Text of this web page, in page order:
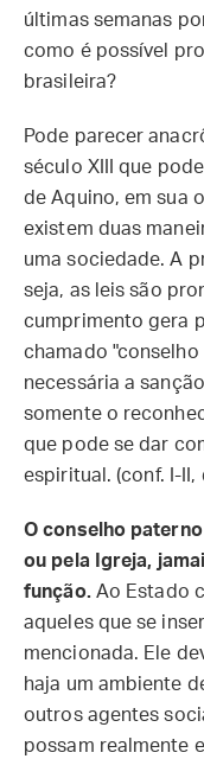
últimas semanas
como é possível
brasileira?
Pode parecer
século XIII que
de Aquino, em sua
existem duas
uma sociedade. A
seja, as leis são
cumprimento gera
chamado "conselho
necessária a
somente o
que pode se dar
espiritual. (conf. I-II,
O conselho
ou pela Igreja,
função.Ao Estado
aqueles que se
mencionada. Ele
haja um ambiente
outros agentes
possam realmente